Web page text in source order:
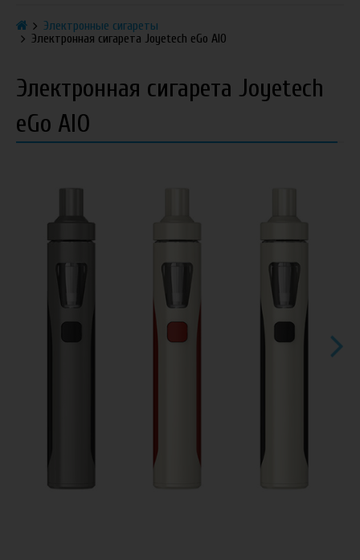
Электронные сигареты
Электронная сигарета Joyetech eGo AIO
Электронная сигарета Joyetech
eGo AIO